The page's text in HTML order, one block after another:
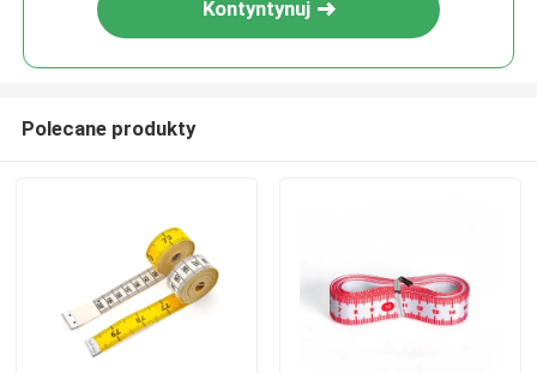
Kontyntynuj
Polecane produkty